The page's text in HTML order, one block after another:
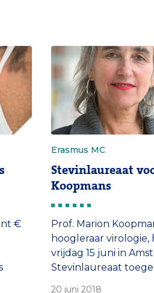
€
Erasmus MC
Stevinlaureaat
Koopmans
Prof. Marion
hoogleraar virologie,
vrijdag 15 juni in
Stevinlaureaat
20 juni 2018